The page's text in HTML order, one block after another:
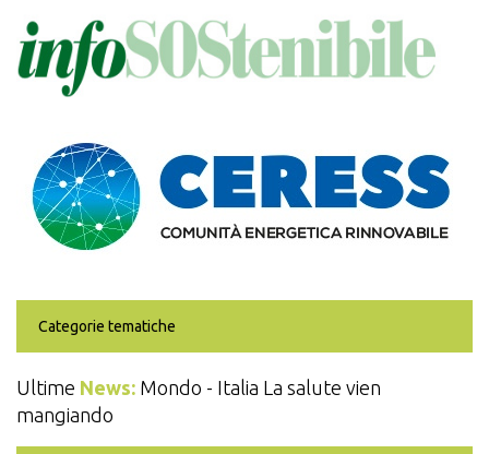
contenuto
principale
Categorie tematiche
Ultime News: Mondo - Italia La salute vien
mangiando